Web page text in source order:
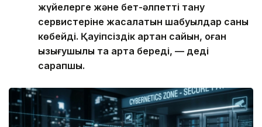
жүйелерге және бет-әлпетті тану
сервистеріне жасалатын шабуылдар саны
көбейді. Қауіпсіздік артқан сайын, оған
қызығушылық та арта береді, — деді
сарапшы.